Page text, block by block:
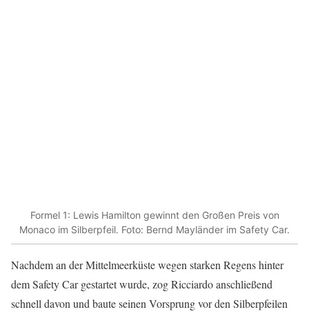
Formel 1: Lewis Hamilton gewinnt den Großen Preis von
Monaco im Silberpfeil. Foto: Bernd Mayländer im Safety Car.
Nachdem an der Mittelmeerküste wegen starken Regens hinter
dem Safety Car gestartet wurde, zog Ricciardo anschließend
schnell davon und baute seinen Vorsprung vor den Silberpfeilen